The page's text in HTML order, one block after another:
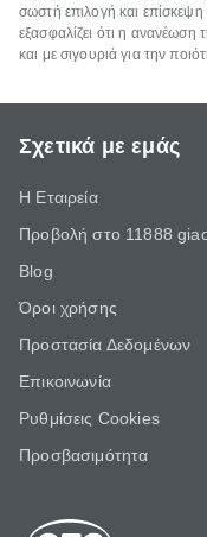
σωστή επιλογή και
εξασφαλίζει ότι η ανανέωση
και με σιγουριά για την
Σχετικά με εμάς
Η Εταιρεία
Προβολή στο 11888
Blog
Όροι χρήσης
Προστασία Δεδομένων
Επικοινωνία
Ρυθμίσεις Cookies
Προσβασιμότητα